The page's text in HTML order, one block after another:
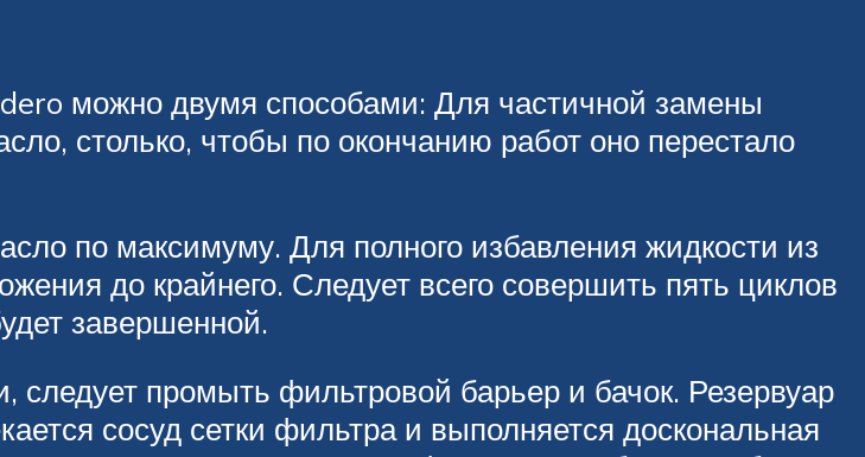
можно двумя способами: Для частичной замены
столько, чтобы по окончанию работ оно перестало
по максимуму. Для полного избавления жидкости из
до крайнего. Следует всего совершить пять циклов
завершенной.
промыть фильтровой барьер и бачок. Резервуар
сосуд сетки фильтра и выполняется доскональная